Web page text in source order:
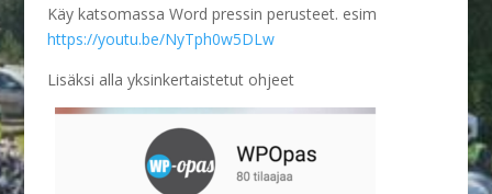
Käy katsomassa Word pressin perusteet. esim
https://youtu.be/NyTph0w5DLw
Lisäksi alla yksinkertaistetut ohjeet